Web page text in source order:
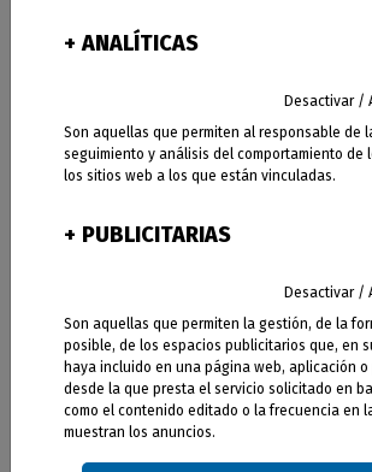
Kit Digital es un programa de
implantación de soluciones
PYMES.
la digitalización de tu empresa es
disponibles para todos los
empresariales en todo el territorio
+ ANALÍTICAS
Desactivar
Son aquellas que permiten al responsable de
seguimiento y análisis del comportamiento de
los sitios web a los que están vinculadas.
+ PUBLICITARIAS
Desactivar
Son aquellas que permiten la gestión, de la
posible, de los espacios publicitarios que, en
haya incluido en una página web, aplicación
desde la que presta el servicio solicitado en
como el contenido editado o la frecuencia en
muestran los anuncios.